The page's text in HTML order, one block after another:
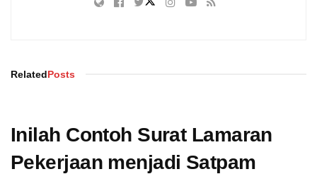
RelatedPosts
Inilah Contoh Surat Lamaran
Pekerjaan menjadi Satpam